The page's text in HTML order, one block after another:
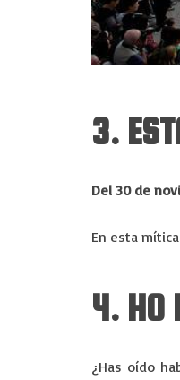
3.
Del 30 de
En esta
4. HO
¿Has oído